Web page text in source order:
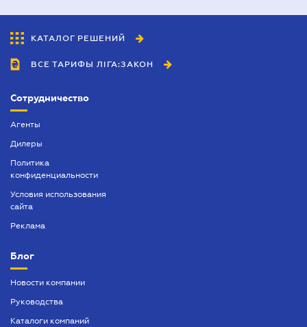
КАТАЛОГ РЕШЕНИЙ
ВСЕ ТАРИФЫ ЛІГА:ЗАКОН
Сотрудничество
Агенты
Дилеры
Политика
конфиденциальности
Условия использования
сайта
Реклама
Блог
Новости компании
Руководства
Каталоги компаний